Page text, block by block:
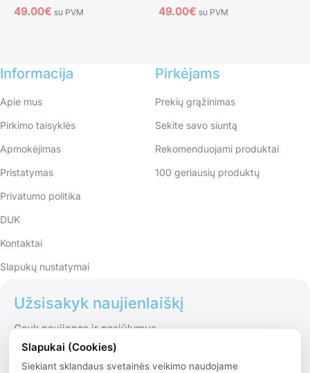
49.00€ su PVM 49.00€ su PVM
Informacija
Apie mus
Pirkimo taisyklės
Apmokėjimas
Pristatymas
Privatumo politika
DUK
Kontaktai
Slapukų nustatymai
Pirkėjams
Prekių grąžinimas
Sekite savo siuntą
Rekomenduojami produktai
100 geriausių produktų
Užsisakyk naujienlaiškį
Gauk naujienas ir pasiūlymus
Slapukai (Cookies)
Siekiant sklandaus svetainės veikimo naudojame